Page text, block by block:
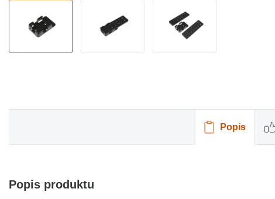
Popis
Popis produktu